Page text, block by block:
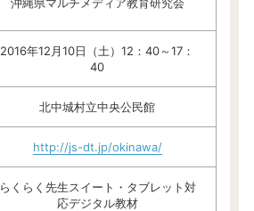
2016年12月10日（土）12：40～17：
40
北中城村立中央公民館
http://js-dt.jp/okinawa/
らくらく先生スイート・タブレット対
応デジタル教材